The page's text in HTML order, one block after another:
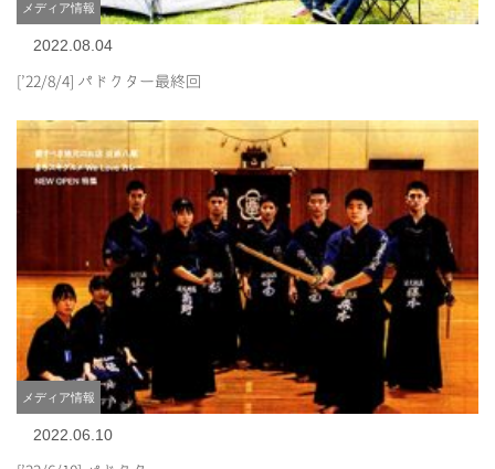
メディア情報
2022.08.04
[’22/8/4] パドクター最終回
メディア情報
2022.06.10